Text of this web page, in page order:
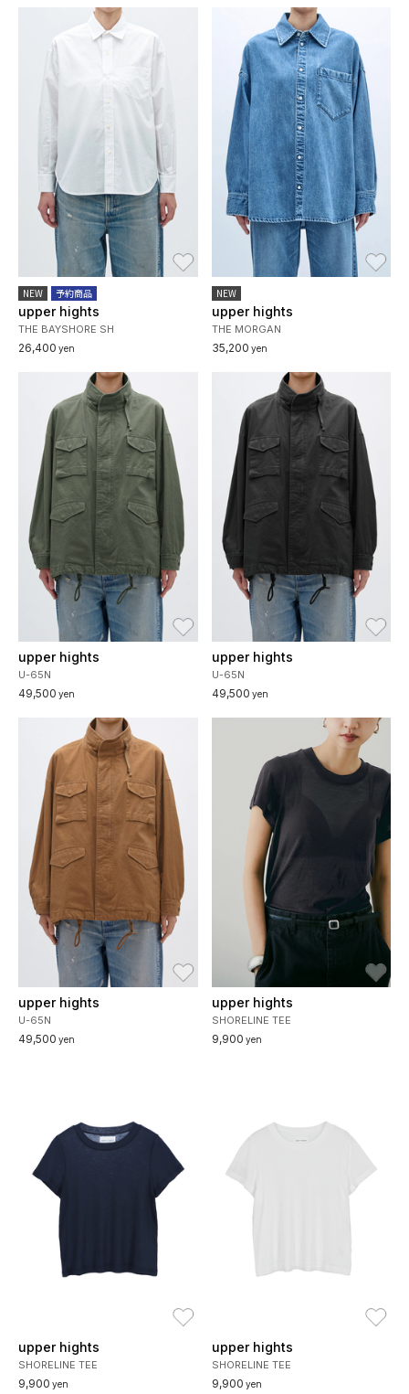
お気に入り
NEW 予約商品
upper hights
THE BAYSHORE SH
26,400 yen
NEW
upper hights
THE MORGAN
35,200 yen
お気に入り
upper hights
U-65N
49,500 yen
upper hights
U-65N
49,500 yen
お気に入り
upper hights
U-65N
49,500 yen
upper hights
SHORELINE TEE
9,900 yen
upper hights
SHORELINE TEE
9,900 yen
upper hights
SHORELINE TEE
9,900 yen